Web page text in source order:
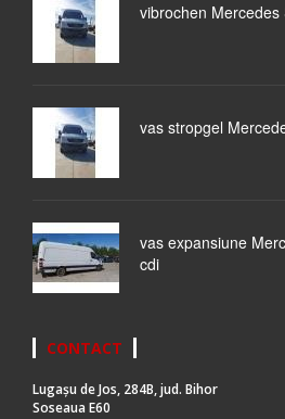
vibrochen
vas stropgel
vas expansiune
cdi
CONTACT
Lugașu de Jos, 284B, jud. Bihor
Soseaua E60